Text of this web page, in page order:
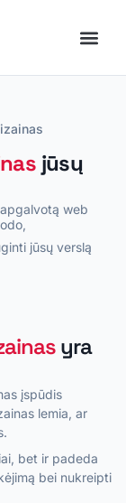
jūsų
web
jūsų verslą
yra
įspūdis
lemia, ar
bet ir padeda
bei nukreipti